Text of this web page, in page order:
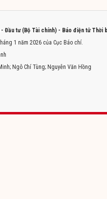
Đầu tư (Bộ Tài chính) - Báo điện tử Thời
1 năm 2026 của Cục Báo chí.
Ngô Chí Tùng; Nguyễn Văn Hồng